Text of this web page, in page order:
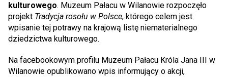
kulturowego. Muzeum Pałacu w Wilanowie rozpoczęło
projekt Tradycja rosołu w Polsce, którego celem jest
wpisanie tej potrawy na krajową listę niematerialnego
dziedzictwa kulturowego.
Na facebookowym profilu Muzeum Pałacu Króla Jana III w
Wilanowie opublikowano wpis informujący o akcji,